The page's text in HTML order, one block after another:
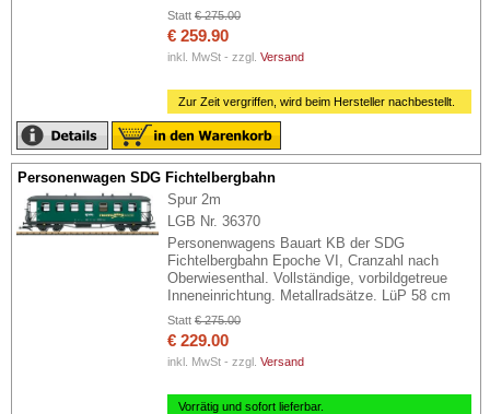
Statt € 275.00
€ 259.90
inkl. MwSt - zzgl. Versand
Zur Zeit vergriffen, wird beim Hersteller nachbestellt.
Personenwagen SDG Fichtelbergbahn
Spur 2m
LGB Nr. 36370
Personenwagens Bauart KB der SDG
Fichtelbergbahn Epoche VI, Cranzahl nach
Oberwiesenthal. Vollständige, vorbildgetreue
Inneneinrichtung. Metallradsätze. LüP 58 cm
Statt € 275.00
€ 229.00
inkl. MwSt - zzgl. Versand
Vorrätig und sofort lieferbar.